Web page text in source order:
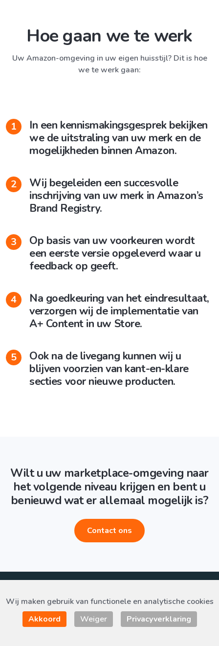
Hoe gaan we te werk
Uw Amazon-omgeving in uw eigen huisstijl? Dit is hoe
we te werk gaan:
1
In een kennismakingsgesprek bekijken
we de uitstraling van uw merk en de
mogelijkheden binnen Amazon.
2
Wij begeleiden een succesvolle
inschrijving van uw merk in Amazon’s
Brand Registry.
3
Op basis van uw voorkeuren wordt
een eerste versie opgeleverd waar u
feedback op geeft.
4
Na goedkeuring van het eindresultaat,
verzorgen wij de implementatie van
A+ Content in uw Store.
5
Ook na de livegang kunnen wij u
blijven voorzien van kant-en-klare
secties voor nieuwe producten.
Wilt u uw marketplace-omgeving naar
het volgende niveau krijgen en bent u
benieuwd wat er allemaal mogelijk is?
Contact ons
© 2020 Tommjo -Privacyverklaring | Developed byFloral
Innovations
Wij maken gebruik van functionele en analytische cookies
Akkoord
Weiger Privacyverklaring